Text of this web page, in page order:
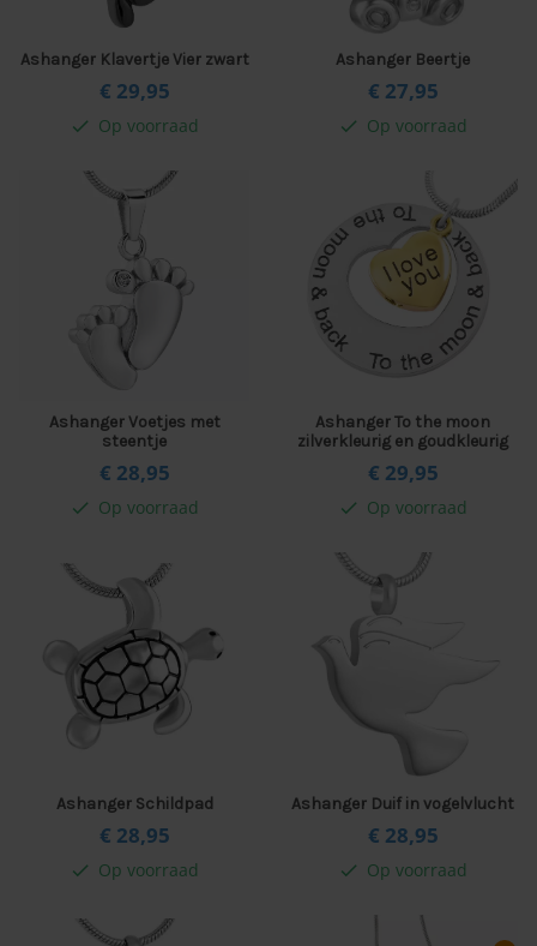
Ashanger Klavertje Vier zwart
€ 29,95
check Op voorraad
Ashanger Beertje
€ 27,95
check Op voorraad
Ashanger Voetjes met
steentje
€ 28,95
check Op voorraad
Ashanger To the moon
zilverkleurig en goudkleurig
€ 29,95
check Op voorraad
Ashanger Schildpad
€ 28,95
check Op voorraad
Ashanger Duif in vogelvlucht
€ 28,95
check Op voorraad